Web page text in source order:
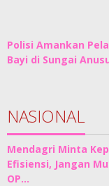
Polisi Amankan
Bayi di Sungai
NASIONAL
Mendagri Minta
Efisiensi, Jangan
OP…